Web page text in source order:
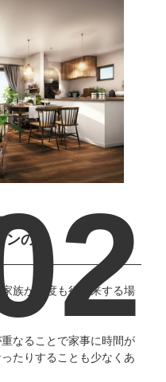
、
ンの家
族が何度も行き来する場
なることで家事に時間が
たりすることも少なくあ